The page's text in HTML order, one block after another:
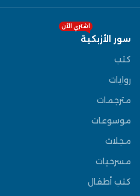
سور الأزبكية
اشتري الآن
كتب
روايات
مترجمات
موسوعات
مجلات
مسرحيات
كتب أطفال